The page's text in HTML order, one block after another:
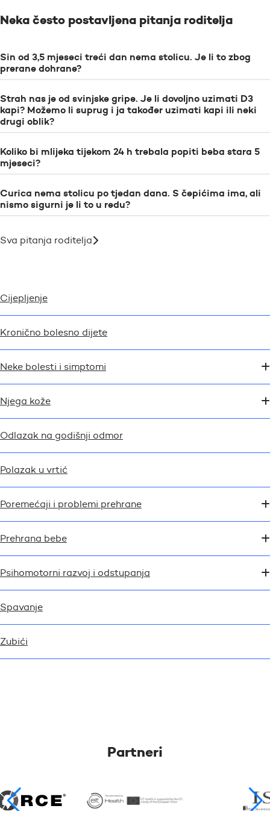
Neka često postavljena pitanja roditelja
Sin od 3,5 mjeseci treći dan nema stolicu. Je li to zbog
prerane dohrane?
Strah nas je od svinjske gripe. Je li dovoljno uzimati D3
kapi? Možemo li suprug i ja također uzimati kapi ili neki
drugi oblik?
Koliko bi mlijeka tijekom 24 h trebala popiti beba stara 5
mjeseci?
Curica nema stolicu po tjedan dana. S čepićima ima, ali
nismo sigurni je li to u redu?
Sva pitanja roditelja
Cijepljenje
Kronično bolesno dijete
Neke bolesti i simptomi
Njega kože
Odlazak na godišnji odmor
Polazak u vrtić
Poremećaji i problemi prehrane
Prehrana bebe
Psihomotorni razvoj i odstupanja
Spavanje
Zubići
Partneri